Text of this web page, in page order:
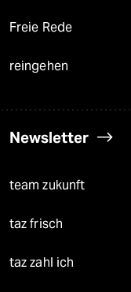
Freie Rede
reingehen
Newsletter
team zukunft
taz frisch
taz zahl ich